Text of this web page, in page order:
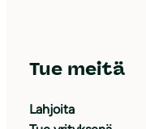
Tue meitä
Lahjoita